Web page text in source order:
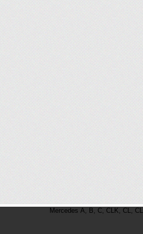
Mercedes A, B, C, CLK, CL,